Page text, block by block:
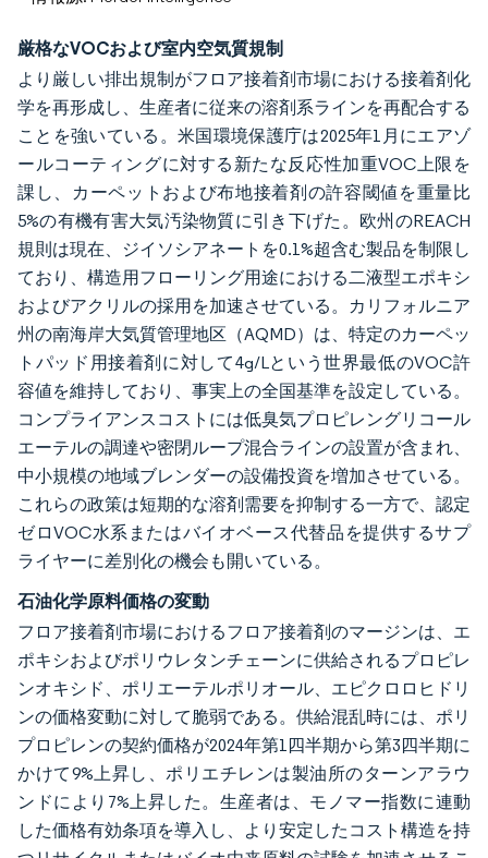
厳格なVOCおよび室内空気質規制
より厳しい排出規制がフロア接着剤市場における接着剤化
学を再形成し、生産者に従来の溶剤系ラインを再配合する
ことを強いている。米国環境保護庁は2025年1月にエアゾ
ールコーティングに対する新たな反応性加重VOC上限を
課し、カーペットおよび布地接着剤の許容閾値を重量比
5%の有機有害大気汚染物質に引き下げた。欧州のREACH
規則は現在、ジイソシアネートを0.1%超含む製品を制限し
ており、構造用フローリング用途における二液型エポキシ
およびアクリルの採用を加速させている。カリフォルニア
州の南海岸大気質管理地区（AQMD）は、特定のカーペッ
トパッド用接着剤に対して4g/Lという世界最低のVOC許
容値を維持しており、事実上の全国基準を設定している。
コンプライアンスコストには低臭気プロピレングリコール
エーテルの調達や密閉ループ混合ラインの設置が含まれ、
中小規模の地域ブレンダーの設備投資を増加させている。
これらの政策は短期的な溶剤需要を抑制する一方で、認定
ゼロVOC水系またはバイオベース代替品を提供するサプ
ライヤーに差別化の機会も開いている。
石油化学原料価格の変動
フロア接着剤市場におけるフロア接着剤のマージンは、エ
ポキシおよびポリウレタンチェーンに供給されるプロピレ
ンオキシド、ポリエーテルポリオール、エピクロロヒドリ
ンの価格変動に対して脆弱である。供給混乱時には、ポリ
プロピレンの契約価格が2024年第1四半期から第3四半期に
かけて9%上昇し、ポリエチレンは製油所のターンアラウ
ンドにより7%上昇した。生産者は、モノマー指数に連動
した価格有効条項を導入し、より安定したコスト構造を持